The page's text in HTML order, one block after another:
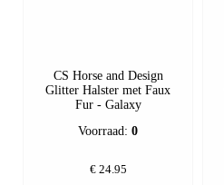
CS Horse and Design
Glitter Halster met Faux
Fur - Galaxy
Voorraad:0
€ 24.95